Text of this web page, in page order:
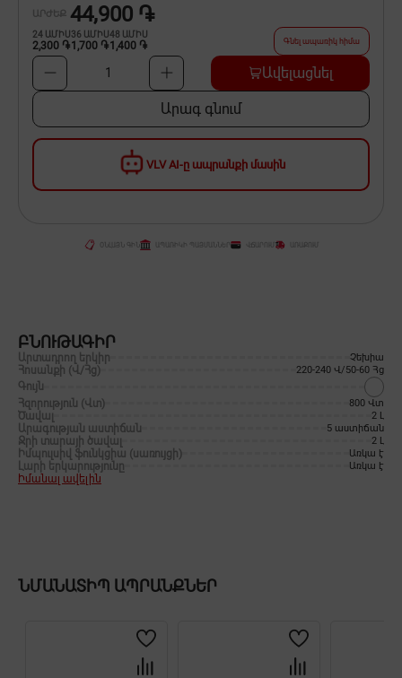
VLV AI-ը ապրանքի մասին
ԱՐԺԵՔ 44,900 ֏
24 ԱՄԻՍ
2,300 ֏
36 ԱՄԻՍ
1,700 ֏
48 ԱՄԻՍ
1,400 ֏ Գնել ապառիկ հիմա
1 Ավելացնել
Արագ գնում
ՎՃԱՐՈՒՄ
ԲՆՈՒԹԱԳԻՐ
Արտադրող երկիր Չեխիա
Հոսանքի (Վ/Հց) 220-240 Վ/50-60 Հց
Գույն
Հզորություն (Վտ)
800 Վտ
Ծավալ 2 Լ
Արագության աստիճան 5 աստիճան
Ջրի տարայի ծավալ 2 Լ
Իմպուլսիվ ֆունկցիա (սառույցի) Առկա է
Լարի երկարությունը Առկա է
Իմանալ ավելին
ՆՄԱՆԱՏԻՊ ԱՊՐԱՆՔՆԵՐ